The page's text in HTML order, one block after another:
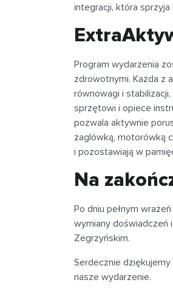
integracji, która
Program wydarzenia
zdrowotnymi. Każda z
równowagi i
sprzętowi i opiece
pozwala aktywnie
żaglówką, motorówką
i pozostawiają w
Na
Po dniu pełnym
wymiany doświadczeń
Zegrzyńskim.
Serdecznie
nasze wydarzenie.